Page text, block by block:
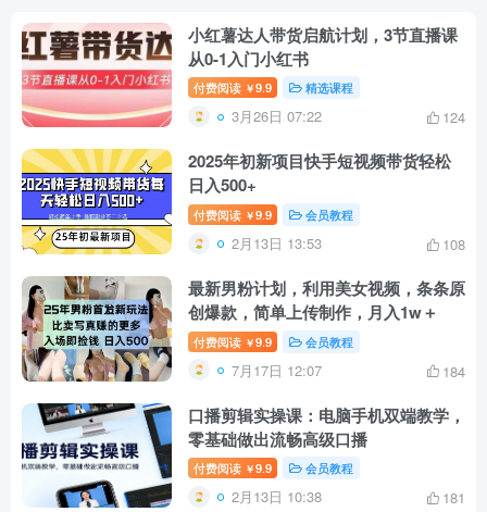
小红薯达人带货启航计划，3节直播课
从0-1入门小红书
付费阅读 ￥9.9 精选课程
3月26日 07:22 124
2025年初新项目快手短视频带货轻松
日入500+
付费阅读 ￥9.9 会员教程
2月13日 13:53 108
最新男粉计划，利用美女视频，条条原
创爆款，简单上传制作，月入1w＋
付费阅读 ￥9.9 会员教程
7月17日 12:07 184
口播剪辑实操课：电脑手机双端教学，
零基础做出流畅高级口播
付费阅读 ￥9.9 会员教程
2月13日 10:38 181